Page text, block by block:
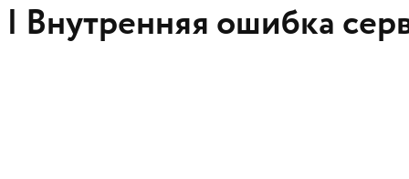
Внутренняя ошибка